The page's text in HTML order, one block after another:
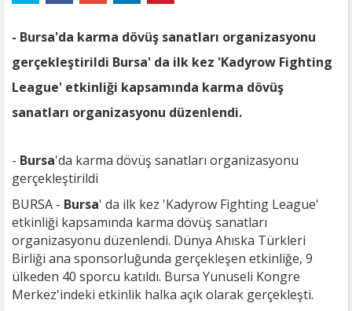
- Bursa'da karma dövüş sanatları organizasyonu
gerçekleştirildi Bursa' da ilk kez 'Kadyrow Fighting
League' etkinliği kapsamında karma dövüş
sanatları organizasyonu düzenlendi.
- Bursa'da karma dövüş sanatları organizasyonu
gerçekleştirildi
BURSA - Bursa' da ilk kez 'Kadyrow Fighting League'
etkinliği kapsamında karma dövüş sanatları
organizasyonu düzenlendi. Dünya Ahıska Türkleri
Birliği ana sponsorluğunda gerçekleşen etkinliğe, 9
ülkeden 40 sporcu katıldı. Bursa Yunuseli Kongre
Merkez'indeki etkinlik halka açık olarak gerçekleşti.